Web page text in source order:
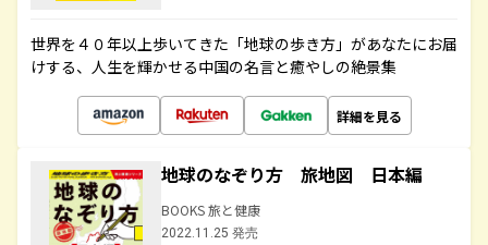
世界を４０年以上歩いてきた「地球の歩き方」があなたにお届
けする、人生を輝かせる中国の名言と癒やしの絶景集
詳細を見る
地球のなぞり方 旅地図 日本編
BOOKS 旅と健康
2022.11.25 発売